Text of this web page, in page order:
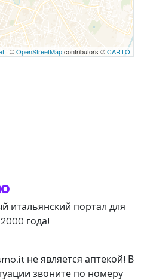
| ©OpenStreetMapcontributors ©CARTO
итальянский портал для
года!
не является аптекой! В
звоните по номеру